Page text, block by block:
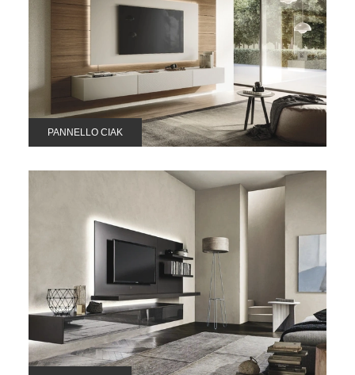
PANNELLO CIAK